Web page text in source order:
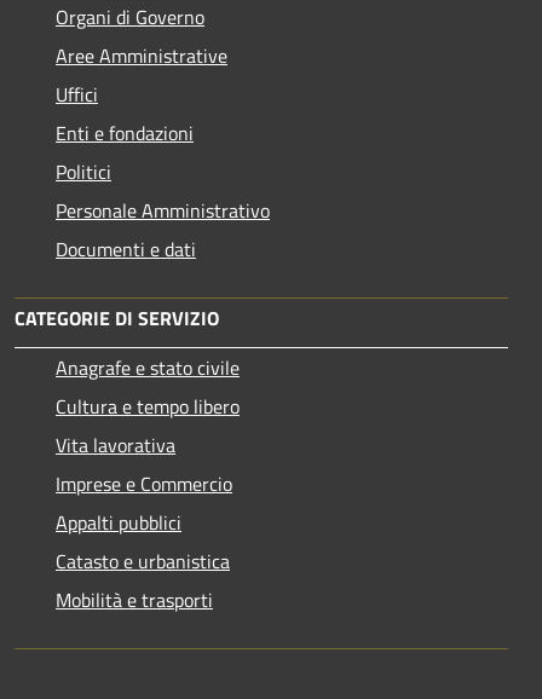
Organi di Governo
Aree Amministrative
Uffici
Enti e fondazioni
Politici
Personale Amministrativo
Documenti e dati
CATEGORIE DI SERVIZIO
Anagrafe e stato civile
Cultura e tempo libero
Vita lavorativa
Imprese e Commercio
Appalti pubblici
Catasto e urbanistica
Mobilità e trasporti